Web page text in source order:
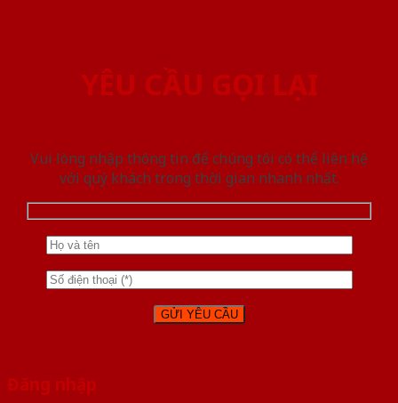
YÊU CẦU GỌI LẠI
Vui lòng nhập thông tin để chúng tôi có thể liên hệ
với quý khách trong thời gian nhanh nhất.
Đăng nhập